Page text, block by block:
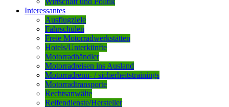
Interessantes
Ausflugziele
Fahrschulen
Freie Motorradwerkstätten
Hotels/Unterkünfte
Motorradhändler
Motorradreisen ins Ausland
Motorradrenn- / sicherheitstrainings
Motorradtransporte
Rechtsanwälte
Reifendienste/Hersteller